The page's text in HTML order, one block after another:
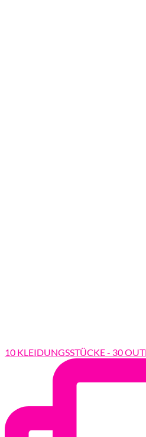
10 KLEIDUNGSSTÜCKE - 30